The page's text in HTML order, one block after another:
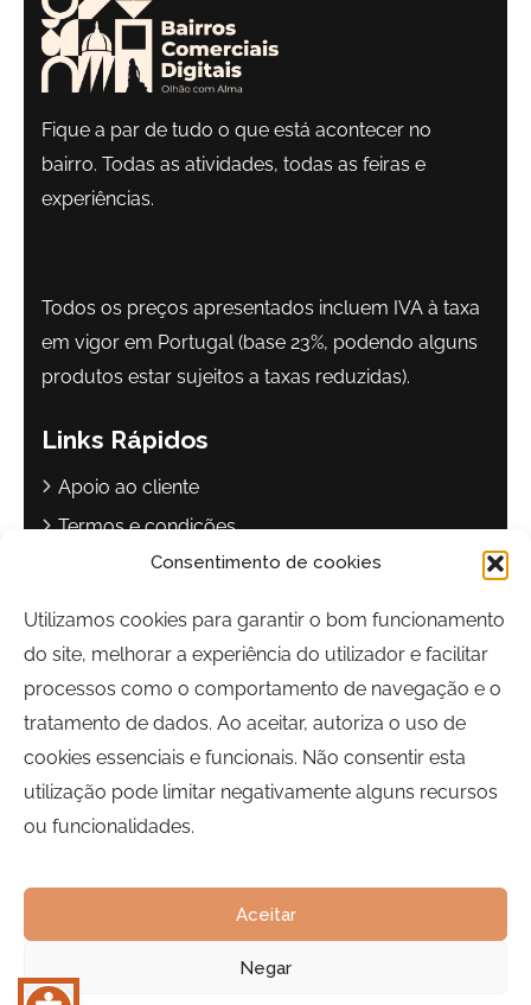
Consentimento de cookies
Utilizamos cookies para garantir o bom funcionamento
do site, melhorar a experiência do utilizador e facilitar
processos como o comportamento de navegação e o
tratamento de dados. Ao aceitar, autoriza o uso de
cookies essenciais e funcionais. Não consentir esta
utilização pode limitar negativamente alguns recursos
ou funcionalidades.
Aceitar
Negar
Fique a par de tudo o que está acontecer no
bairro. Todas as atividades, todas as feiras e
experiências.
Todos os preços apresentados incluem IVA à taxa
em vigor em Portugal (base 23%, podendo alguns
produtos estar sujeitos a taxas reduzidas).
Links Rápidos
Apoio ao cliente
Termos e condições
Política de privacidade
Contactos
Largo Sebastião Martins Mestre
8700-349, Olhão, Portugal
Horário:Segunda a Sexta-feira | 09h00 às 17h00
bairrocomalma@cm-olhao.pt